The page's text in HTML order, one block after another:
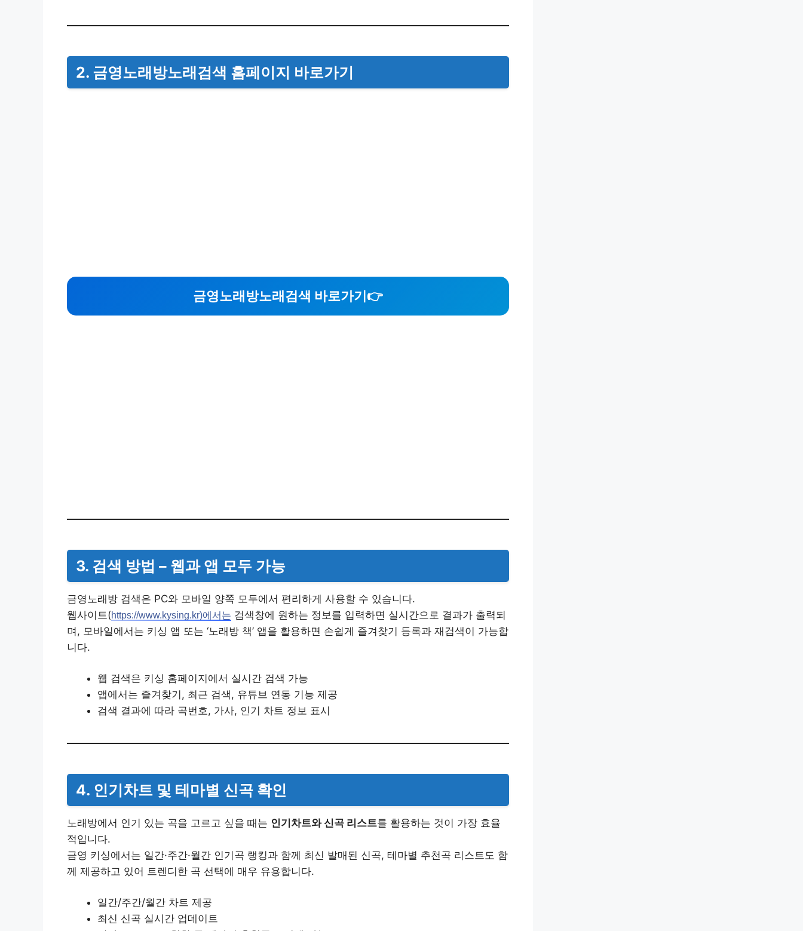
2. 금영노래방노래검색 홈페이지 바로가기
금영노래방노래검색 바로가기👉
3. 검색 방법 – 웹과 앱 모두 가능
금영노래방 검색은 PC와 모바일 양쪽 모두에서 편리하게 사용할 수 있습니다.
웹사이트(https://www.kysing.kr)에서는 검색창에 원하는 정보를 입력하면 실시간으로 결과가 출력되
며, 모바일에서는 키싱 앱 또는 ‘노래방 책’ 앱을 활용하면 손쉽게 즐겨찾기 등록과 재검색이 가능합
니다.
웹 검색은 키싱 홈페이지에서 실시간 검색 가능
앱에서는 즐겨찾기, 최근 검색, 유튜브 연동 기능 제공
검색 결과에 따라 곡번호, 가사, 인기 차트 정보 표시
4. 인기차트 및 테마별 신곡 확인
노래방에서 인기 있는 곡을 고르고 싶을 때는 인기차트와 신곡 리스트를 활용하는 것이 가장 효율
적입니다.
금영 키싱에서는 일간·주간·월간 인기곡 랭킹과 함께 최신 발매된 신곡, 테마별 추천곡 리스트도 함
께 제공하고 있어 트렌디한 곡 선택에 매우 유용합니다.
일간/주간/월간 차트 제공
최신 신곡 실시간 업데이트